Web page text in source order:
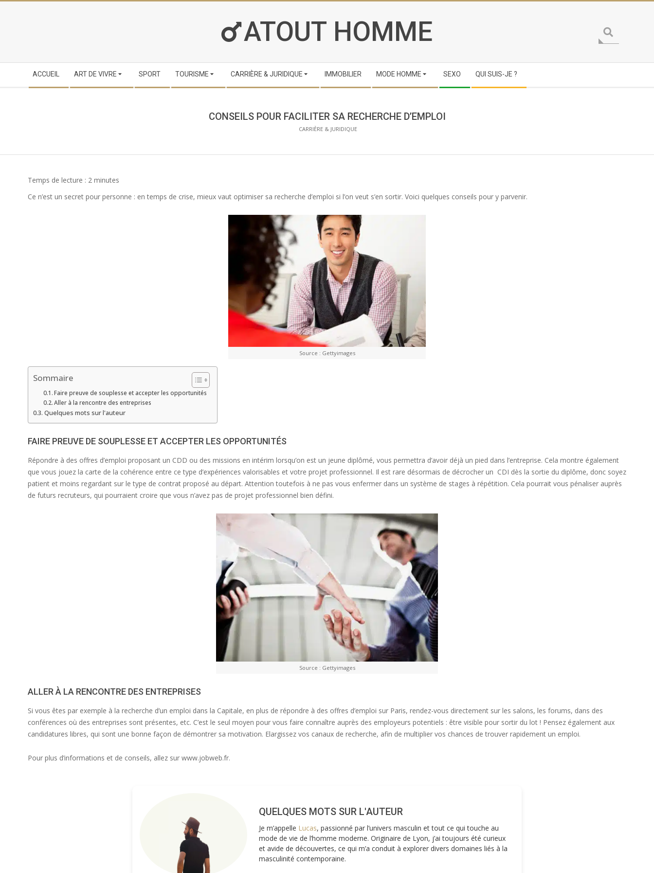
ATOUT HOMME
Navigation
Menu
ACCUEIL ART DE VIVRE SPORT TOURISME CARRIÈRE & JURIDIQUE IMMOBILIER MODE HOMME SEXO QUI SUIS-JE ?
CONSEILS POUR FACILITER SA RECHERCHE D’EMPLOI
CARRIÈRE & JURIDIQUE
Temps de lecture : 2 minutes
Ce n’est un secret pour personne : en temps de crise, mieux vaut optimiser sa recherche d’emploi si l’on veut s’en sortir. Voici quelques conseils pour y parvenir.
Source : Gettyimages
Sommaire
Faire preuve de souplesse et accepter les opportunités
Aller à la rencontre des entreprises
Quelques mots sur l'auteur
FAIRE PREUVE DE SOUPLESSE ET ACCEPTER LES OPPORTUNITÉS
Répondre à des offres d’emploi proposant un CDD ou des missions en intérim lorsqu’on est un jeune diplômé, vous permettra d’avoir déjà un pied dans l’entreprise. Cela montre également
que vous jouez la carte de la cohérence entre ce type d’expériences valorisables et votre projet professionnel. Il est rare désormais de décrocher un CDI dès la sortie du diplôme, donc soyez
patient et moins regardant sur le type de contrat proposé au départ. Attention toutefois à ne pas vous enfermer dans un système de stages à répétition. Cela pourrait vous pénaliser auprès
de futurs recruteurs, qui pourraient croire que vous n’avez pas de projet professionnel bien défini.
Source : Gettyimages
ALLER À LA RENCONTRE DES ENTREPRISES
Si vous êtes par exemple à la recherche d’un emploi dans la Capitale, en plus de répondre à des offres d’emploi sur Paris, rendez-vous directement sur les salons, les forums, dans des
conférences où des entreprises sont présentes, etc. C’est le seul moyen pour vous faire connaître auprès des employeurs potentiels : être visible pour sortir du lot ! Pensez également aux
candidatures libres, qui sont une bonne façon de démontrer sa motivation. Elargissez vos canaux de recherche, afin de multiplier vos chances de trouver rapidement un emploi.
Pour plus d’informations et de conseils, allez sur www.jobweb.fr.
QUELQUES MOTS SUR L'AUTEUR
Je m’appelle Lucas, passionné par l’univers masculin et tout ce qui touche au
mode de vie de l’homme moderne. Originaire de Lyon, j’ai toujours été curieux
et avide de découvertes, ce qui m’a conduit à explorer divers domaines liés à la
masculinité contemporaine.